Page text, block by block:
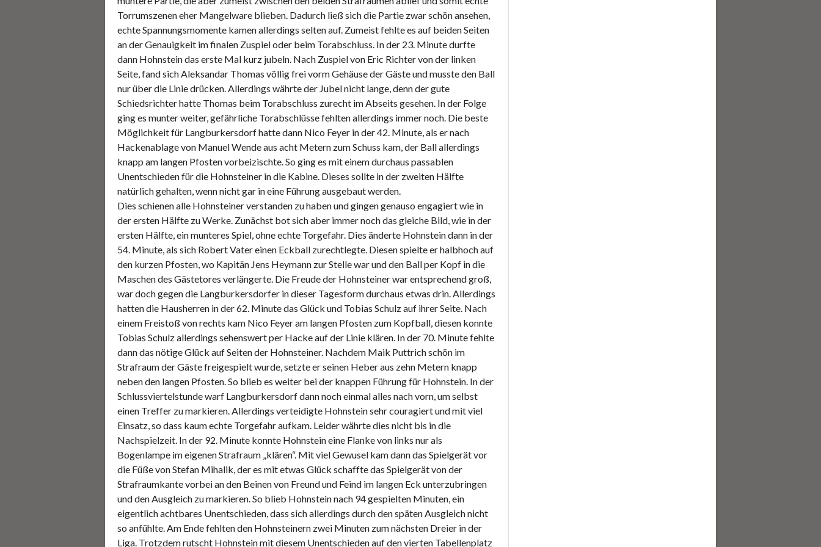
Torrumszenen eher Mangelware blieben. Dadurch ließ sich die Partie zwar schön ansehen,
echte Spannungsmomente kamen allerdings selten auf. Zumeist fehlte es auf beiden Seiten
an der Genauigkeit im finalen Zuspiel oder beim Torabschluss. In der 23. Minute durfte
dann Hohnstein das erste Mal kurz jubeln. Nach Zuspiel von Eric Richter von der linken
Seite, fand sich Aleksandar Thomas völlig frei vorm Gehäuse der Gäste und musste den Ball
nur über die Linie drücken. Allerdings währte der Jubel nicht lange, denn der gute
Schiedsrichter hatte Thomas beim Torabschluss zurecht im Abseits gesehen. In der Folge
ging es munter weiter, gefährliche Torabschlüsse fehlten allerdings immer noch. Die beste
Möglichkeit für Langburkersdorf hatte dann Nico Feyer in der 42. Minute, als er nach
Hackenablage von Manuel Wende aus acht Metern zum Schuss kam, der Ball allerdings
knapp am langen Pfosten vorbeizischte. So ging es mit einem durchaus passablen
Unentschieden für die Hohnsteiner in die Kabine. Dieses sollte in der zweiten Hälfte
natürlich gehalten, wenn nicht gar in eine Führung ausgebaut werden.
Dies schienen alle Hohnsteiner verstanden zu haben und gingen genauso engagiert wie in
der ersten Hälfte zu Werke. Zunächst bot sich aber immer noch das gleiche Bild, wie in der
ersten Hälfte, ein munteres Spiel, ohne echte Torgefahr. Dies änderte Hohnstein dann in der
54. Minute, als sich Robert Vater einen Eckball zurechtlegte. Diesen spielte er halbhoch auf
den kurzen Pfosten, wo Kapitän Jens Heymann zur Stelle war und den Ball per Kopf in die
Maschen des Gästetores verlängerte. Die Freude der Hohnsteiner war entsprechend groß,
war doch gegen die Langburkersdorfer in dieser Tagesform durchaus etwas drin. Allerdings
hatten die Hausherren in der 62. Minute das Glück und Tobias Schulz auf ihrer Seite. Nach
einem Freistoß von rechts kam Nico Feyer am langen Pfosten zum Kopfball, diesen konnte
Tobias Schulz allerdings sehenswert per Hacke auf der Linie klären. In der 70. Minute fehlte
dann das nötige Glück auf Seiten der Hohnsteiner. Nachdem Maik Puttrich schön im
Strafraum der Gäste freigespielt wurde, setzte er seinen Heber aus zehn Metern knapp
neben den langen Pfosten. So blieb es weiter bei der knappen Führung für Hohnstein. In der
Schlussviertelstunde warf Langburkersdorf dann noch einmal alles nach vorn, um selbst
einen Treffer zu markieren. Allerdings verteidigte Hohnstein sehr couragiert und mit viel
Einsatz, so dass kaum echte Torgefahr aufkam. Leider währte dies nicht bis in die
Nachspielzeit. In der 92. Minute konnte Hohnstein eine Flanke von links nur als
Bogenlampe im eigenen Strafraum „klären“. Mit viel Gewusel kam dann das Spielgerät vor
die Füße von Stefan Mihalik, der es mit etwas Glück schaffte das Spielgerät von der
Strafraumkante vorbei an den Beinen von Freund und Feind im langen Eck unterzubringen
und den Ausgleich zu markieren. So blieb Hohnstein nach 94 gespielten Minuten, ein
eigentlich achtbares Unentschieden, dass sich allerdings durch den späten Ausgleich nicht
so anfühlte. Am Ende fehlten den Hohnsteinern zwei Minuten zum nächsten Dreier in der
Liga. Trotzdem rutscht Hohnstein mit diesem Unentschieden auf den vierten Tabellenplatz